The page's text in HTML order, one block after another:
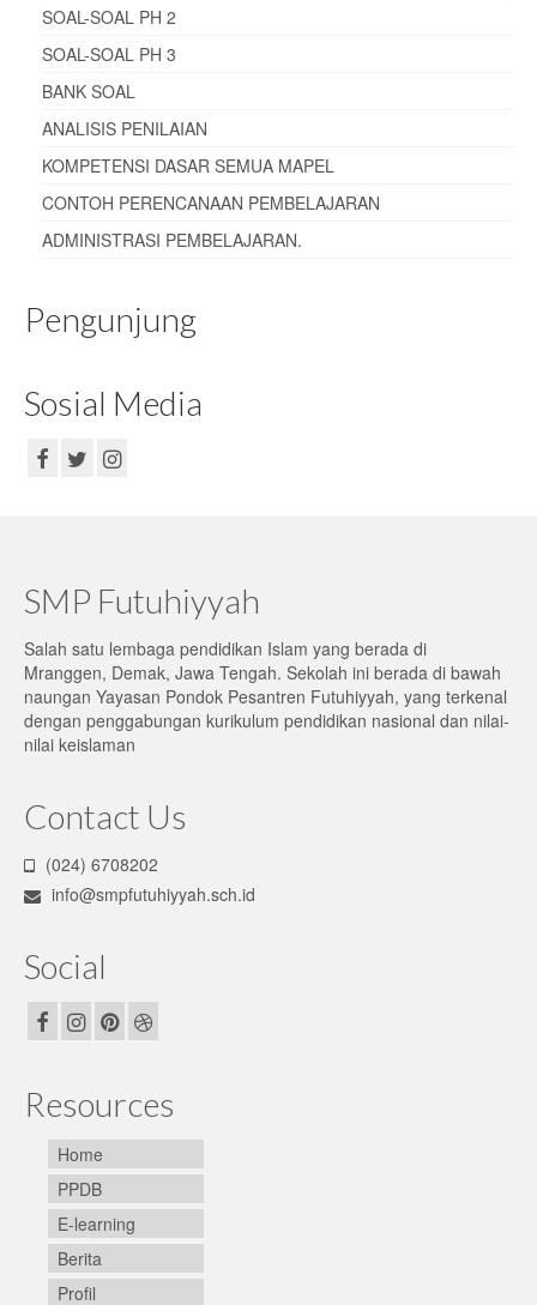
SOAL-SOAL PH 2
SOAL-SOAL PH 3
BANK SOAL
ANALISIS PENILAIAN
KOMPETENSI DASAR SEMUA MAPEL
CONTOH PERENCANAAN PEMBELAJARAN
ADMINISTRASI PEMBELAJARAN.
Pengunjung
Sosial Media
SMP Futuhiyyah
Salah satu lembaga pendidikan Islam yang berada di
Mranggen, Demak, Jawa Tengah. Sekolah ini berada di bawah
naungan Yayasan Pondok Pesantren Futuhiyyah, yang terkenal
dengan penggabungan kurikulum pendidikan nasional dan nilai-
nilai keislaman
Contact Us
(024) 6708202
info@smpfutuhiyyah.sch.id
Social
Resources
Home
PPDB
E-learning
Berita
Profil